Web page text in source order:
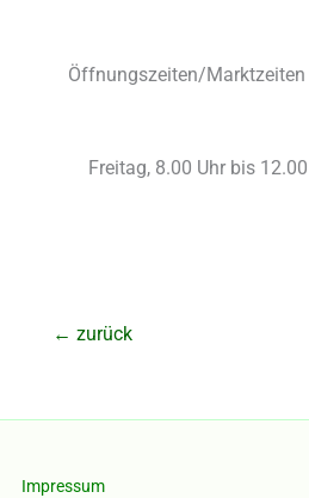
Öffnungszeiten/
Freitag, 8.00 Uhr bis
← zurück
Impressum